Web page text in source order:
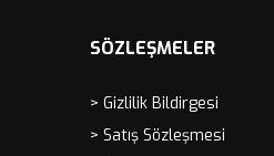
SÖZLEŞMELER
> Gizlilik Bildirgesi
> Satış Sözleşmesi